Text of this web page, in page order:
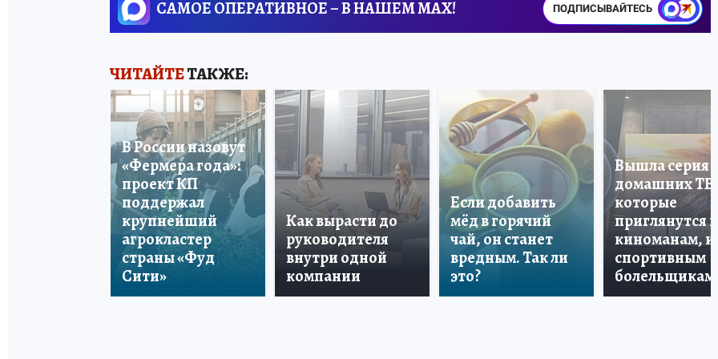
САМОЕ ОПЕРАТИВНОЕ – В НАШЕМ MAX! ПОДПИСЫВАЙТЕСЬ
ЧИТАЙТЕТАКЖЕ:
В России назовут
«Фермера года»:
проект КП
поддержал
крупнейший
агрокластер
страны «Фуд
Сити»
Как вырасти до
руководителя
внутри одной
компании
Если добавить
мёд в горячий
чай, он станет
вредным. Так ли
это?
Вышла серия
домашних ТВ,
которые
приглянутся и
киноманам, и
спортивным
болельщикам